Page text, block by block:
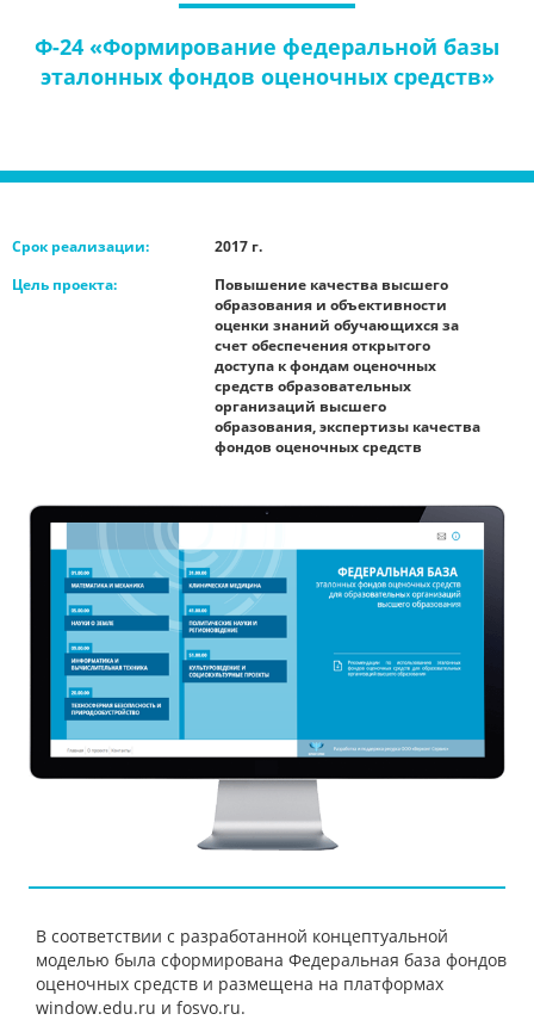
Ф-24 «Формирование федеральной базы
эталонных фондов оценочных средств»
Срок реализации:
Цель проекта:
2017 г.
Повышение качества высшего
образования и объективности
оценки знаний обучающихся за
счет обеспечения открытого
доступа к фондам оценочных
средств образовательных
организаций высшего
образования, экспертизы качества
фондов оценочных средств
В соответствии с разработанной концептуальной
моделью была сформирована Федеральная база фондов
оценочных средств и размещена на платформах
window.edu.ru и fosvo.ru.